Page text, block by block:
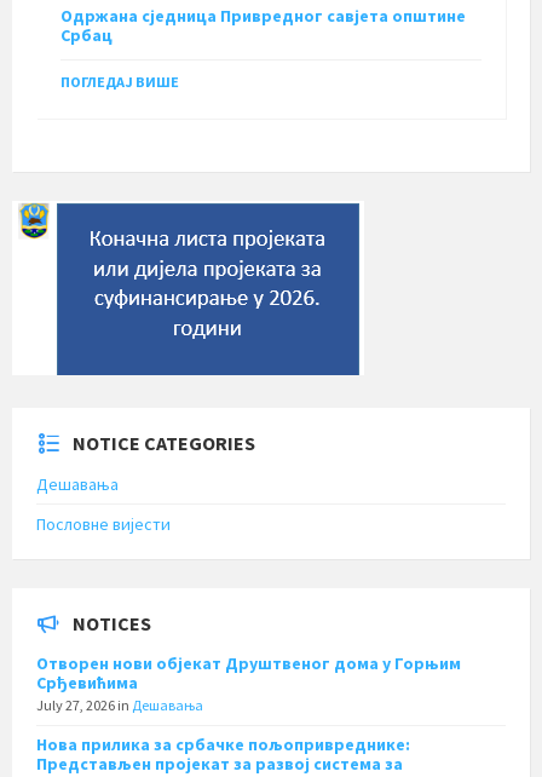
Одржана сједница Привредног савјета општине
Србац
ПОГЛЕДАЈ ВИШЕ
NOTICE CATEGORIES
Дешавања
Пословне вијести
NOTICES
Отворен нови објекат Друштвеног дома у Горњим
Срђевићима
July 27, 2026 in Дешавања
Нова прилика за србачке пољопривреднике:
Представљен пројекат за развој система за